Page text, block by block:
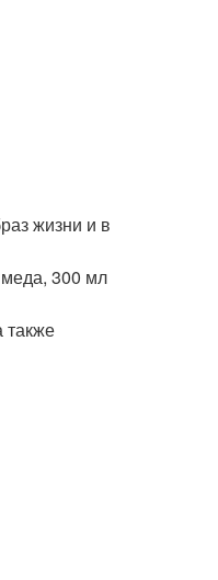
жизни и в
меда, 300 мл
также